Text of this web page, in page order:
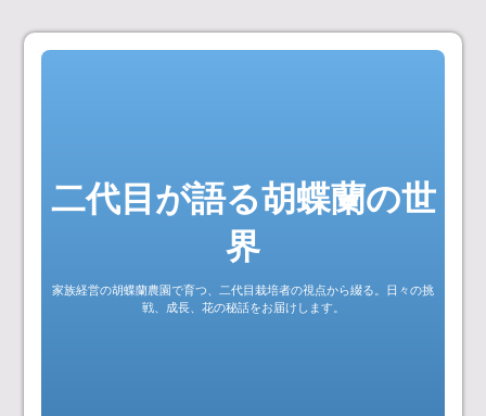
コ
へ
ス
プ
二代目が語る胡蝶蘭の世
界
家族経営の胡蝶蘭農園で育つ、二代目栽培者の視点から綴る。日々の挑
戦、成長、花の秘話をお届けします。